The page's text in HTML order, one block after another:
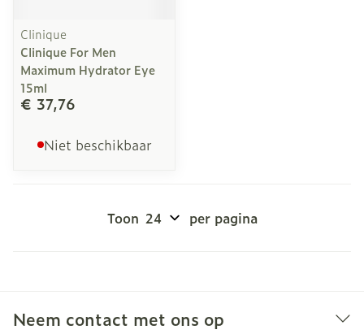
Clinique
Clinique For Men
Maximum Hydrator Eye
15ml
€ 37,76
Niet beschikbaar
Toon per pagina
Neem contact met ons op